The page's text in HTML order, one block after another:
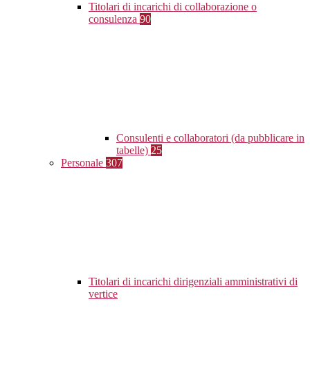
Titolari di incarichi di collaborazione o
consulenza 90
Consulenti e collaboratori (da pubblicare in
tabelle) 25
Personale 307
Titolari di incarichi dirigenziali amministrativi di
vertice